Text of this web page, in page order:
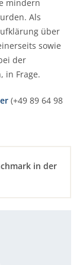
mindern
Als
über
sowie
der
in Frage.
(+49 89 64 98
in der